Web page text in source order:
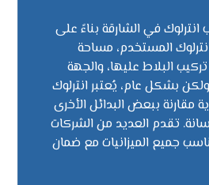
في الشارقة بناءً على
المستخدم، مساحة
البلاط عليها، والجهة
بشكل عام، يُعتبر انترلوك
مقارنة ببعض البدائل الأخرى
تقدم العديد من الشركات
جميع الميزانيات مع ضمان